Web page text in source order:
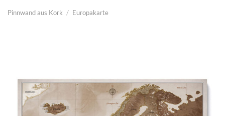
Pinnwand aus Kork / Europakarte